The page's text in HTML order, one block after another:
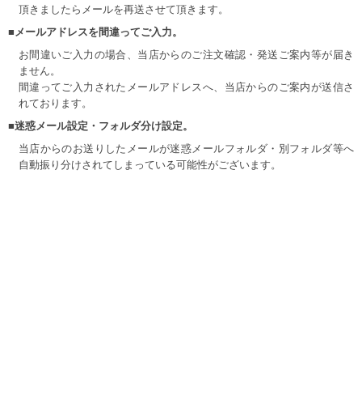
頂きましたらメールを再送させて頂きます。
■メールアドレスを間違ってご入力。
お間違いご入力の場合、当店からのご注文確認・発送ご案内等が届き
ません。
間違ってご入力されたメールアドレスへ、当店からのご案内が送信さ
れております。
■迷惑メール設定・フォルダ分け設定。
当店からのお送りしたメールが迷惑メールフォルダ・別フォルダ等へ
自動振り分けされてしまっている可能性がございます。